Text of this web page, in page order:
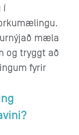
í
mæla
og tryggt að
fyrir